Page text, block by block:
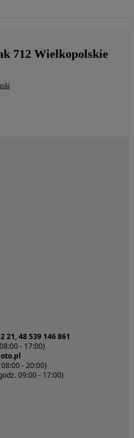
712 Wielkopolskie
21, 48 539 146 861
- 17:00)
- 20:00)
09:00 - 17:00)